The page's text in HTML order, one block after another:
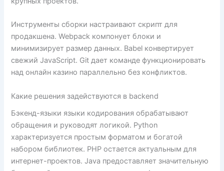
Инструменты сборки настраивают скрипт для
продакшена. Webpack компонует блоки и
минимизирует размер данных. Babel конвертирует
свежий JavaScript. Git дает команде функционировать
над онлайн казино параллельно без конфликтов.
Какие решения задействуются в backend
Бэкенд-языки языки кодирования обрабатывают
обращения и руководят логикой. Python
характеризуется простым форматом и богатой
набором библиотек. PHP остается актуальным для
интернет-проектов. Java предоставляет значительную